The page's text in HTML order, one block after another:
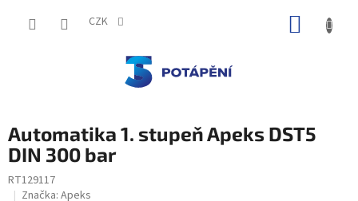
CZK
Automatika 1. stupeň Apeks DST5
DIN 300 bar
RT129117
Značka: Apeks